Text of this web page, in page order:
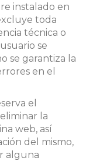
instalado en
toda
técnica o
se
se garantiza la
en el
el
la
web, así
del mismo,
alguna